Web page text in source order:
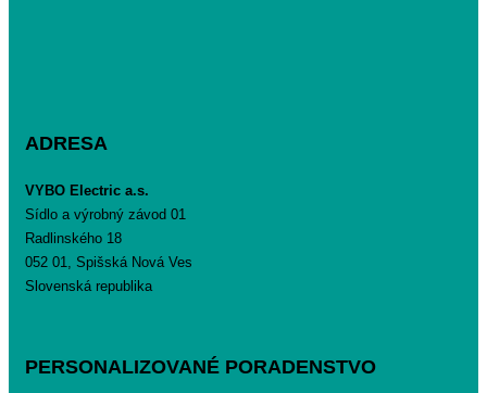
ADRESA
VYBO Electric a.s.
Sídlo a výrobný závod 01
Radlinského 18
052 01, Spišská Nová Ves
Slovenská republika
PERSONALIZOVANÉ PORADENSTVO